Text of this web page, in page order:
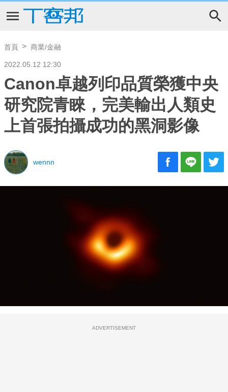
首頁 商業/金融
2022.05.12 12:30
Canon卓越列印品質榮獲中央
研究院青睞，完美輸出人類史
上首張拍攝成功的黑洞影像
wennn
ADVERTISEMENT